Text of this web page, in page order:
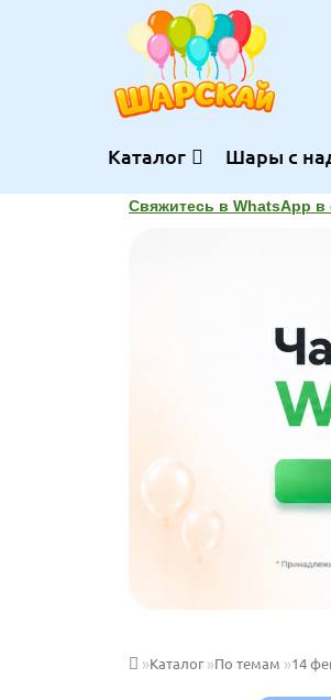
Каталог Шары с
Свяжитесь в WhatsApp в
Каталог По темам 14